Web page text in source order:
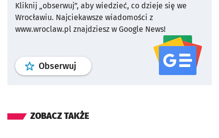
Kliknij „obserwuj”, aby wiedzieć, co dzieje się we
Wrocławiu. Najciekawsze wiadomości z
www.wroclaw.pl znajdziesz w Google News!
Obserwuj profil serwisu
ZOBACZ TAKŻE